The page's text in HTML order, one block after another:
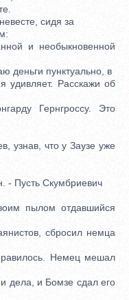
сидя за
и необыкновенной
деньги пунктуально, в
Расскажи об
Гернгроссу. Это
что у Заузе уже
- Пусть Скумбриевич
пылом отдавшийся
сбросил немца
Немец мешал
дела, и Бомзе сдал его